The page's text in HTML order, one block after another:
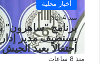
أخبار محلية
منذ 4 أيام
برنامج “ساهرون”
يستضيف مدير
احتفالاً بعيد الجيش
منذ 8 ساعات